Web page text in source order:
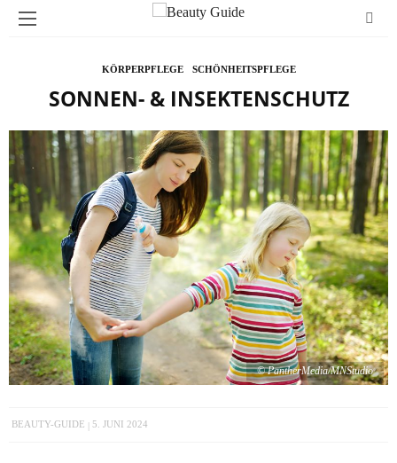
KÖRPERPFLEGE SCHÖNHEITSPFLEGE
SONNEN- & INSEKTENSCHUTZ
© PantherMedia/MNStudio
BEAUTY-GUIDE 5. JUNI 2024